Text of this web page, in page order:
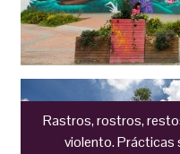
Rastros, rostros,
violento. Prácticas